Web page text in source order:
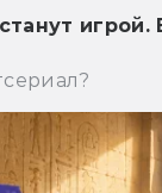
игрой.